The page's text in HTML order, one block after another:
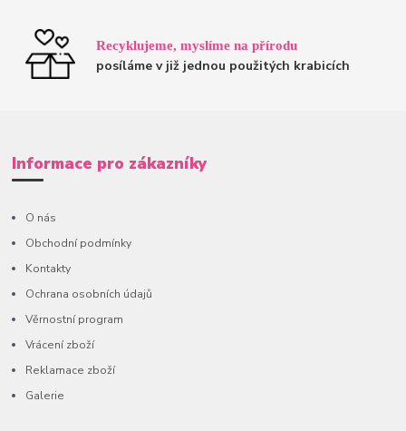
Recyklujeme, myslíme na přírodu
posíláme v již jednou použitých krabicích
Informace pro zákazníky
O nás
Obchodní podmínky
Kontakty
Ochrana osobních údajů
Věrnostní program
Vrácení zboží
Reklamace zboží
Galerie